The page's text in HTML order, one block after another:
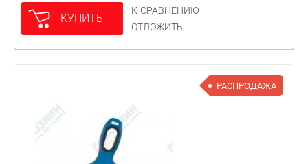
КУПИТЬ
К СРАВНЕНИЮ
ОТЛОЖИТЬ
РАСПРОДАЖА